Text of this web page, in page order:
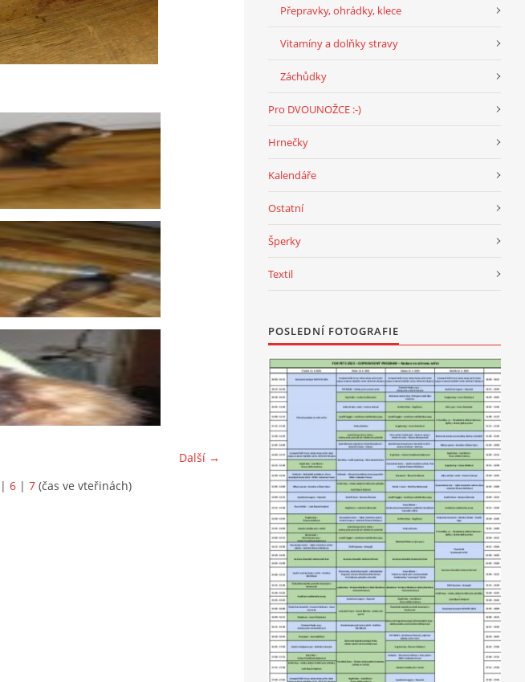
Další →
| 6 | 7 (čas ve vteřinách)
Přepravky, ohrádky, klece
Vitamíny a dolňky stravy
Záchůdky
Pro DVOUNOŽCE :-)
Hrnečky
Kalendáře
Ostatní
Šperky
Textil
POSLEDNÍ FOTOGRAFIE